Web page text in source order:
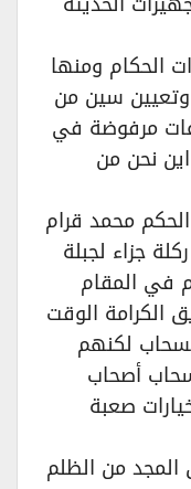
ومنها
سين من
مرفوضة في
نحن من
محمد قرام
جزاء لجبلة
المقام
الكرامة الوقت
لكنهم
أصحاب
صعبة
من الظلم